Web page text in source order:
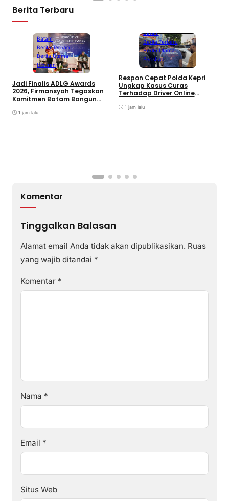
Berita Terbaru
Batam
Berita Terbaru
Berita Utama
Hiburan
Jadi Finalis ADLG Awards
2026, Firmansyah Tegaskan
Komitmen Batam Bangun
1 jam lalu
Batam
Berita Terbaru
Berita Utama
Peristiwa
Respon Cepat Polda Kepri
Ungkap Kasus Curas
Terhadap Driver Online
1 jam lalu
Komentar
Tinggalkan Balasan
Alamat email Anda tidak akan dipublikasikan. Ruas
yang wajib ditandai *
Komentar *
Nama *
Email *
Situs Web